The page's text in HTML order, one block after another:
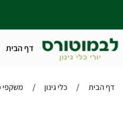
דף הבית אודות
/ כלי גינון / משקפי מגן